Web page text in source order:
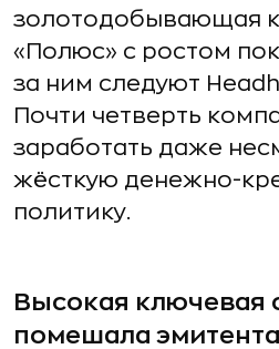
золотодобывающая
«Полюс» с ростом
за ним следуют
Почти четверть
заработать даже
жёсткую денежно-
политику.
Высокая ключевая
помешала